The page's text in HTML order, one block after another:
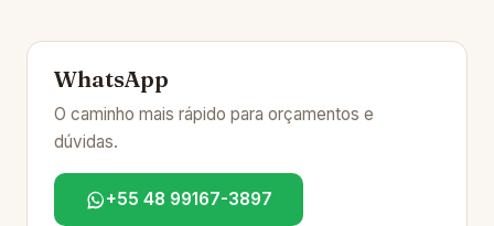
WhatsApp
O caminho mais rápido para orçamentos e
dúvidas.
+55 48 99167-3897